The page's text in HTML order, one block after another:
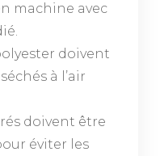
machine avec
doivent
à l’air
doivent être
éviter les